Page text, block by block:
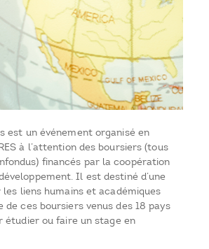
est un événement organisé en
à l’attention des boursiers (tous
financés par la coopération
Il est destiné d’une
liens humains et académiques
de ces boursiers venus des 18 pays
étudier ou faire un stage en